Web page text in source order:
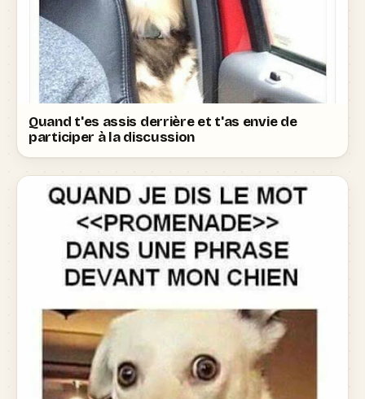
Quand t'es assis derrière et t'as envie de
participer à la discussion